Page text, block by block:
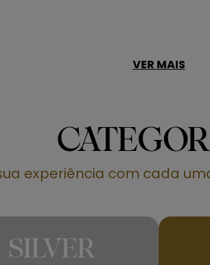
VER MAIS
experiência com cada
SILVER